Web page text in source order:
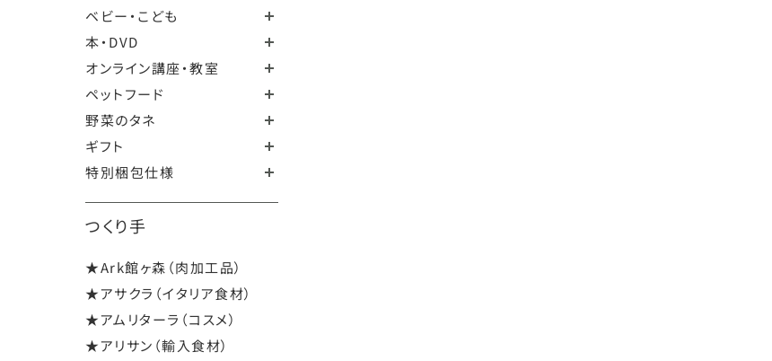
ベビー・こども
本・DVD
オンライン講座・教室
ペットフード
野菜のタネ
ギフト
特別梱包仕様
つくり手
★Ark館ヶ森（肉加工品）
★アサクラ（イタリア食材）
★アムリターラ（コスメ）
★アリサン（輸入食材）